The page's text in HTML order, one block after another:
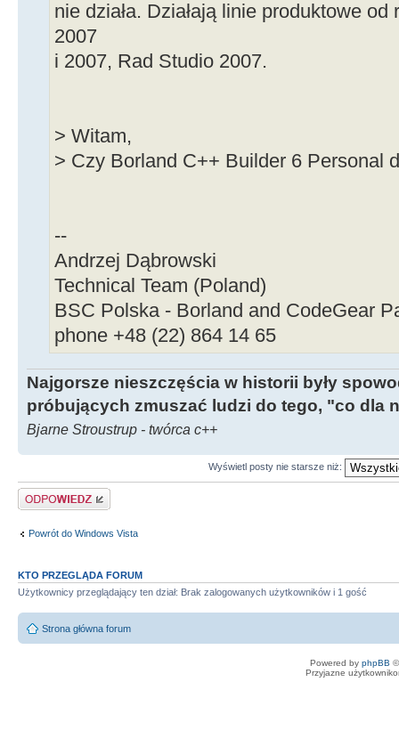
nie działa. Działają linie produktowe
2007
i 2007, Rad Studio 2007.
> Witam,
> Czy Borland C++ Builder 6 Personal
--
Andrzej Dąbrowski
Technical Team (Poland)
BSC Polska - Borland and CodeGear
phone +48 (22) 864 14 65
Najgorsze nieszczęścia w historii były
próbujących zmuszać ludzi do tego, "co dla
Bjarne Stroustrup - twórca c++
Wyświetl posty nie starsze niż:
Odpowiedz
Powrót do Windows Vista
KTO PRZEGLĄDA FORUM
Użytkownicy przeglądający ten dział: Brak zalogowanych użytkowników i 1 gość
Strona główna forum
Powered by phpBB
Przyjazne